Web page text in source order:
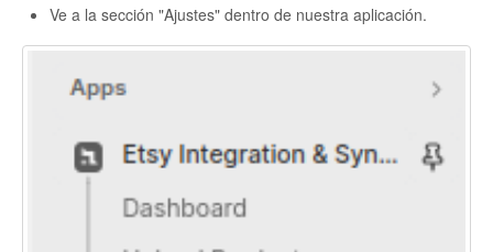
Etsy Integration - Deutsch
Ve a la sección "Ajustes" dentro de nuestra aplicación.